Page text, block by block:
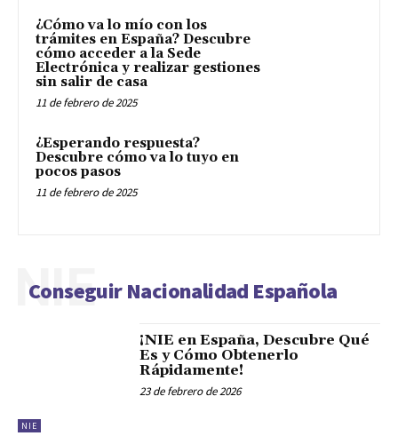
¿Cómo va lo mío con los
trámites en España? Descubre
cómo acceder a la Sede
Electrónica y realizar gestiones
sin salir de casa
11 de febrero de 2025
¿Esperando respuesta?
Descubre cómo va lo tuyo en
pocos pasos
11 de febrero de 2025
Conseguir Nacionalidad Española
NIE
NIE
¡NIE en España, Descubre Qué
Es y Cómo Obtenerlo
Rápidamente!
23 de febrero de 2026